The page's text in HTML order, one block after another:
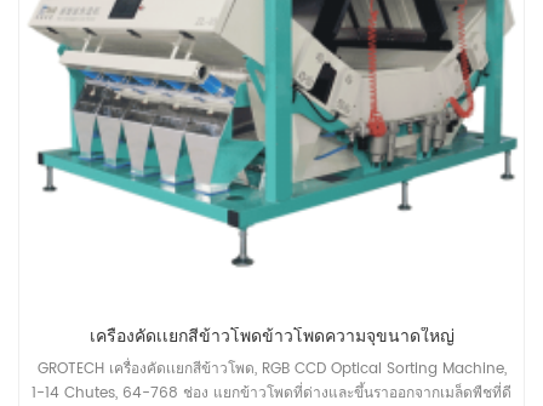
เครื่องคัดเเยกสีข้าวโพดข้าวโพดความจุขนาดใหญ่
GROTECH เครื่องคัดเเยกสีข้าวโพด, RGB CCD Optical Sorting Machine,
1-14 Chutes, 64-768 ช่อง แยกข้าวโพดที่ด่างและขึ้นราออกจากเมล็ดพืชที่ดี